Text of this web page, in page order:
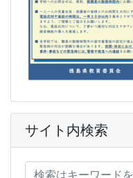
サイト内検索